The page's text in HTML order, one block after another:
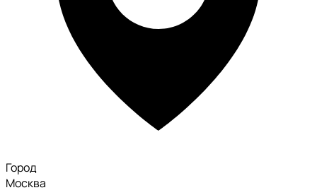
Город
Москва